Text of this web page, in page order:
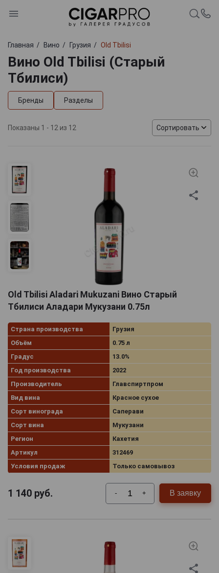
Главная Вино Грузия Old Tbilisi
Вино Old Tbilisi (Старый
Тбилиси)
Бренды Разделы
Показаны 1 - 12 из 12 Сортировать
Old Tbilisi Aladari Mukuzani Вино Старый
Тбилиси Аладари Мукузани 0.75л
Страна производства
Грузия
Объём
0.75 л
Градус
13.0%
Год производства
2022
Производитель
Главспиртпром
Вид вина
Красное сухое
Сорт винограда
Саперави
Сорт вина
Мукузани
Регион
Кахетия
Артикул
312469
Условия продаж
Только самовывоз
1 140 руб. - + В заявку